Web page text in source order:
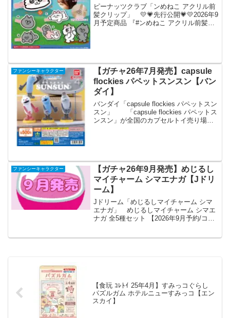
ピーナッツクラブ「ンめねこ アクリル前
髪クリップ」 💛💗先行公開💗💛2026年9
月予定商品 『#ンめねこ アクリル前髪ク
ファンシーキャラクター
【ガチャ26年7月発売】capsule
flockies パペットスンスン【バン
ダイ】
バンダイ「capsule flockies パペットスン
スン」 「capsule flockies パペットス
ンスン」が全国のカプセルトイ売り場か
ファンシーキャラクター
【ガチャ26年9月発売】めじるし
マイチャーム シマエナガ【Jドリ
ーム】
Jドリーム「めじるしマイチャーム シマ
エナガ」 めじるしマイチャーム シマエ
ナガ 全5種セット 【2026年9月予約/コン
【食玩 ｺﾚﾄｲ 25年4月】すみっコぐらし
パズルガム ホテルニューすみっコ【エン
スカイ】